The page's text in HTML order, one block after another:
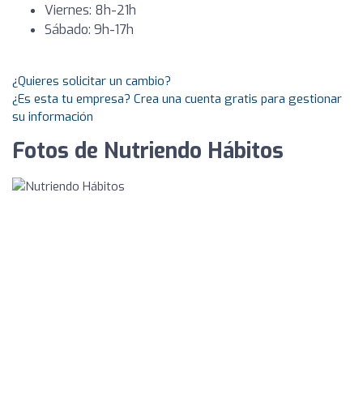
Viernes: 8h-21h
Sábado: 9h-17h
¿Quieres solicitar un cambio?
¿Es esta tu empresa? Crea una cuenta gratis para gestionar
su información
Fotos de Nutriendo Hábitos